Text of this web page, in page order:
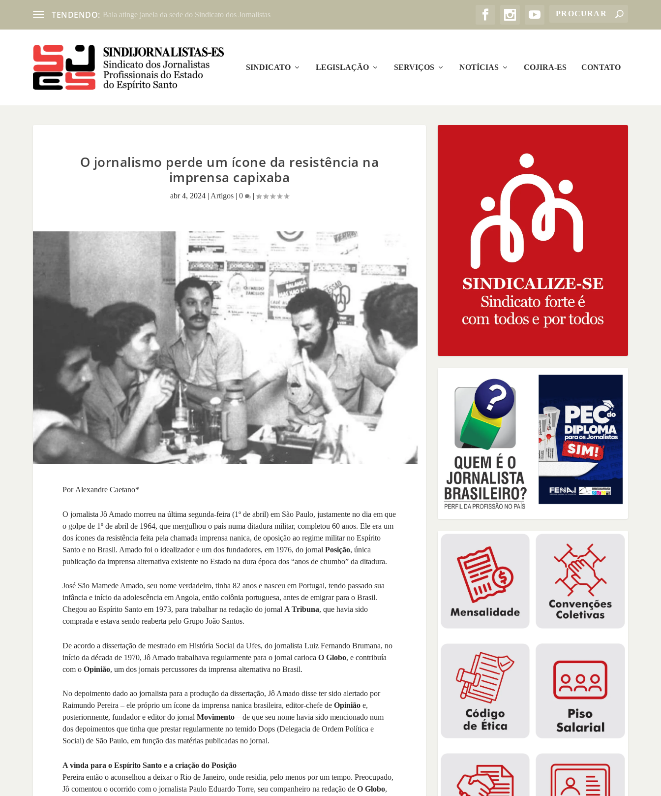
TENDENDO: Bala atinge janela da sede do Sindicato dos Jornalistas
SINDICATO LEGISLAÇÃO SERVIÇOS NOTÍCIAS COJIRA-ES CONTATO
O jornalismo perde um ícone da resistência na
imprensa capixaba
abr 4, 2024| Artigos| 0 |
Por Alexandre Caetano*
O jornalista Jô Amado morreu na última segunda-feira (1º de abril) em São Paulo, justamente no dia em que
o golpe de 1º de abril de 1964, que mergulhou o país numa ditadura militar, completou 60 anos. Ele era um
dos ícones da resistência feita pela chamada imprensa nanica, de oposição ao regime militar no Espírito
Santo e no Brasil. Amado foi o idealizador e um dos fundadores, em 1976, do jornalPosição, única
publicação da imprensa alternativa existente no Estado na dura época dos “anos de chumbo” da ditadura.
José São Mamede Amado, seu nome verdadeiro, tinha 82 anos e nasceu em Portugal, tendo passado sua
infância e início da adolescência em Angola, então colônia portuguesa, antes de emigrar para o Brasil.
Chegou ao Espírito Santo em 1973, para trabalhar na redação do jornal A Tribuna, que havia sido
comprada e estava sendo reaberta pelo Grupo João Santos.
De acordo a dissertação de mestrado em História Social da Ufes, do jornalista Luiz Fernando Brumana, no
início da década de 1970, Jô Amado trabalhava regularmente para o jornal cariocaO Globo, e contribuía
com oOpinião, um dos jornais percussores da imprensa alternativa no Brasil.
No depoimento dado ao jornalista para a produção da dissertação, Jô Amado disse ter sido alertado por
Raimundo Pereira – ele próprio um ícone da imprensa nanica brasileira, editor-chefe deOpinião e,
posteriormente, fundador e editor do jornalMovimento – de que seu nome havia sido mencionado num
dos depoimentos que tinha que prestar regularmente no temido Dops (Delegacia de Ordem Política e
Social) de São Paulo, em função das matérias publicadas no jornal.
A vinda para o Espírito Santo e a criação do Posição
Pereira então o aconselhou a deixar o Rio de Janeiro, onde residia, pelo menos por um tempo. Preocupado,
Jô comentou o ocorrido com o jornalista Paulo Eduardo Torre, seu companheiro na redação deO Globo,